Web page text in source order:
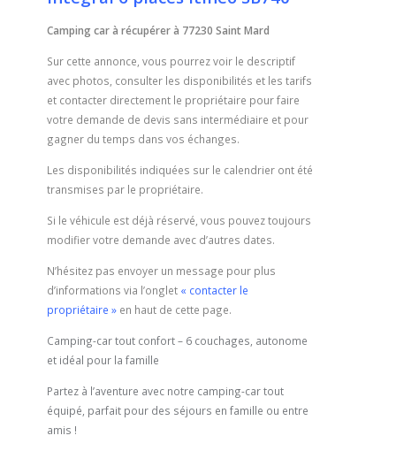
Camping car à récupérer à 77230 Saint Mard
Sur cette annonce, vous pourrez voir le descriptif
avec photos, consulter les disponibilités et les tarifs
et contacter directement le propriétaire pour faire
votre demande de devis sans intermédiaire et pour
gagner du temps dans vos échanges.
Les disponibilités indiquées sur le calendrier ont été
transmises par le propriétaire.
Si le véhicule est déjà réservé, vous pouvez toujours
modifier votre demande avec d’autres dates.
N’hésitez pas envoyer un message pour plus
d’informations via l’onglet « contacter le
propriétaire » en haut de cette page.
Camping-car tout confort – 6 couchages, autonome
et idéal pour la famille
Partez à l’aventure avec notre camping-car tout
équipé, parfait pour des séjours en famille ou entre
amis !